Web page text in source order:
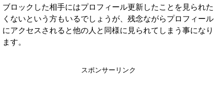
ブロックした相手にはプロフィール更新したことを見られた
くないという方もいるでしょうが、残念ながらプロフィール
にアクセスされると他の人と同様に見られてしまう事になり
ます。
スポンサーリンク